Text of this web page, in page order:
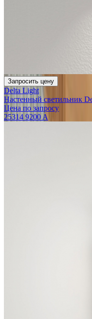
Запросить цену
Delta Light
Настенный светильник
Цена по запросу
25314 9200 A